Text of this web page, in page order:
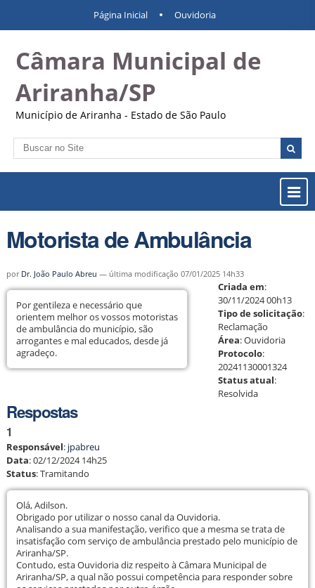
Página Inicial Ouvidoria
Câmara Municipal de
Ariranha/SP
Município de Ariranha - Estado de São Paulo
Busca
ou
Motorista de Ambulância
por Dr. João Paulo Abreu — última modificação 07/01/2025 14h33
Por gentileza e necessário que
orientem melhor os vossos motoristas
de ambulância do município, são
arrogantes e mal educados, desde já
agradeço.
Criada em:
30/11/2024 00h13
Tipo de solicitação:
Reclamação
Área:Ouvidoria
Protocolo:
20241130001324
Status atual:
Resolvida
Respostas
1
Responsável: jpabreu
Data:02/12/2024 14h25
Status:Tramitando
Olá, Adilson.
Obrigado por utilizar o nosso canal da Ouvidoria.
Analisando a sua manifestação, verifico que a mesma se trata de
insatisfação com serviço de ambulância prestado pelo município de
Ariranha/SP.
Contudo, esta Ouvidoria diz respeito à Câmara Municipal de
Ariranha/SP, a qual não possui competência para responder sobre